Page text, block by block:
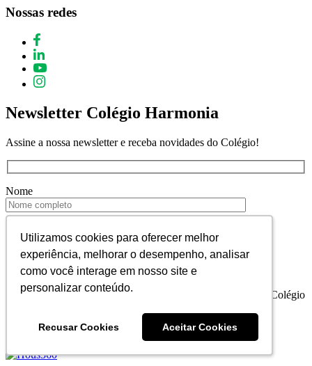
Utilizamos cookies para oferecer melhor
experiência, melhorar o desempenho, analisar
como você interage em nosso site e
personalizar conteúdo.
Recusar Cookies Aceitar Cookies
Utilizamos cookies para oferecer melhor
experiência, melhorar o desempenho, analisar
como você interage em nosso site e
personalizar conteúdo.
Recusar Cookies Aceitar Cookies
Nossas redes
Newsletter Colégio Harmonia
Assine a nossa newsletter e receba novidades do Colégio!
Nome
Declaro que estou de acordo em receber informativos do Colégio
Colégio Harmonia © 2023. Todos os direitos reservados.